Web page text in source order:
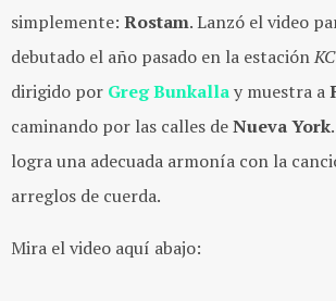
simplemente: Rostam. Lanzó el video
debutado el año pasado en la estación
dirigido por Greg Bunkallay muestra a
caminando por las calles deNueva York.
logra una adecuada armonía con la
arreglos de cuerda.
Mira el video aquí abajo: